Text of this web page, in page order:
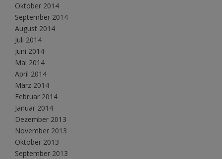
Oktober 2014
September 2014
August 2014
Juli 2014
Juni 2014
Mai 2014
April 2014
März 2014
Februar 2014
Januar 2014
Dezember 2013
November 2013
Oktober 2013
September 2013